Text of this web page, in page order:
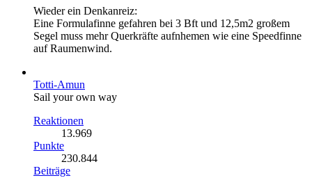
Wieder ein Denkanreiz:
Eine Formulafinne gefahren bei 3 Bft und 12,5m2 großem
Segel muss mehr Querkräfte aufnhemen wie eine Speedfinne
auf Raumenwind.
Totti-Amun
Sail your own way
Reaktionen
13.969
Punkte
230.844
Beiträge